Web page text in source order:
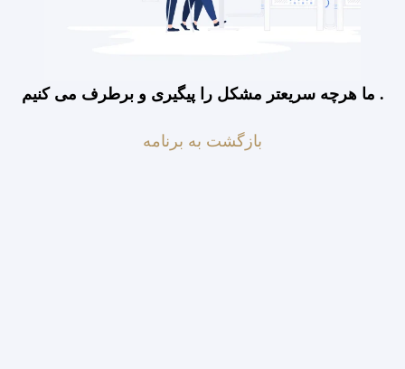
ما هرچه سریعتر مشکل را پیگیری و برطرف می کنیم .
بازگشت به برنامه